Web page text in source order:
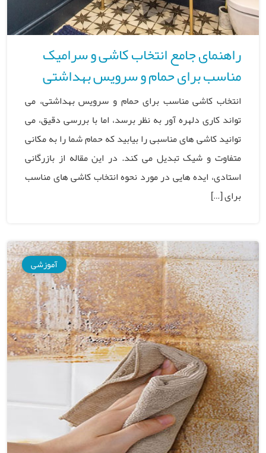
راهنمای جامع انتخاب کاشی و سرامیک
مناسب برای حمام و سرویس بهداشتی
انتخاب کاشی مناسب برای حمام و سرویس بهداشتی، می
تواند کاری دلهره آور به نظر برسد، اما با بررسی دقیق، می
توانید کاشی های مناسبی را بیابید که حمام شما را به مکانی
متفاوت و شیک تبدیل می کند. در این مقاله از بازرگانی
استادی، ایده هایی در مورد نحوه انتخاب کاشی های مناسب
برای […]
آموزشی